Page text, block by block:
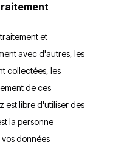
et
avec d'autres, les
collectées, les
de ces
est libre d'utiliser des
la personne
données